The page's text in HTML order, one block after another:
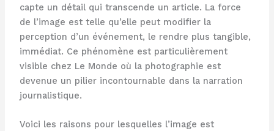
capte un détail qui transcende un article. La force
de l’image est telle qu’elle peut modifier la
perception d’un événement, le rendre plus tangible,
immédiat. Ce phénomène est particulièrement
visible chez Le Monde où la photographie est
devenue un pilier incontournable dans la narration
journalistique.
Voici les raisons pour lesquelles l’image est